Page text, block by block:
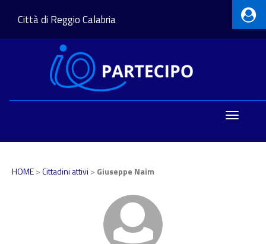
Città di Reggio Calabria
Toggle
HOME>Cittadini attivi > Giuseppe Naim